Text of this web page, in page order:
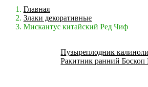
Главная
Злаки декоративные
Мискантус китайский Ред Чиф
Пузыреплодник
Ракитник ранний Боскоп